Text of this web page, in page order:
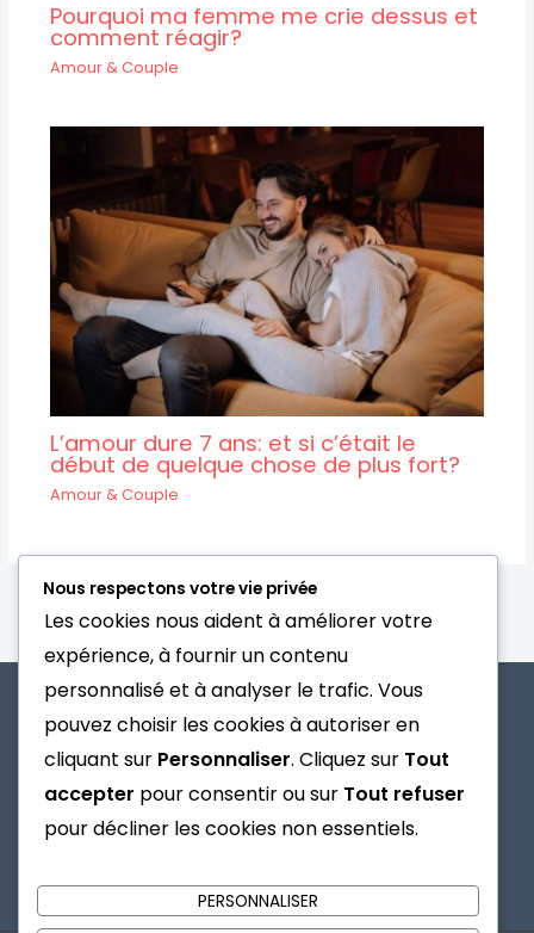
Pourquoi ma femme me crie dessus et
comment réagir?
Amour & Couple
L’amour dure 7 ans: et si c’était le
début de quelque chose de plus fort?
Amour & Couple
À Propos
Contact
Mentions Légales
Nous respectons votre vie privée
Les cookies nous aident à améliorer votre
expérience, à fournir un contenu
personnalisé et à analyser le trafic. Vous
pouvez choisir les cookies à autoriser en
cliquant sur Personnaliser. Cliquez sur Tout
accepter pour consentir ou sur Tout refuser
pour décliner les cookies non essentiels.
PERSONNALISER